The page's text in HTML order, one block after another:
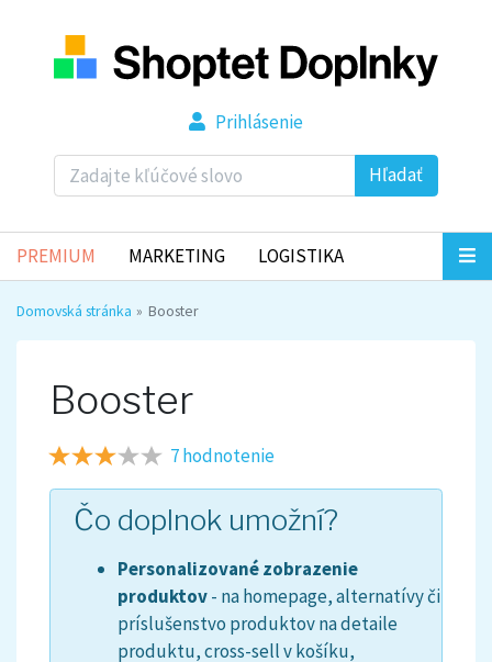
Hľadať
Prihlásenie
PREMIUM MARKETING LOGISTIKA
Domovská stránka Booster
Booster
7 hodnotenie
Čo doplnok umožní?
Personalizované zobrazenie
produktov- na homepage, alternatívy či
príslušenstvo produktov na detaile
produktu, cross-sell v košíku,